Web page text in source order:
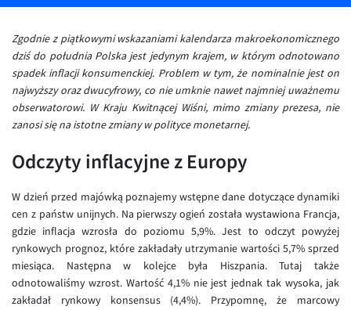
DKK/PLN
NOK/PLN
SEK/PLN
Inne pary walutowe
BGN/PLN
CAD/PLN
CNY/PLN
HKD/PLN
HUF/PLN
ILS/PLN
Partnerstwa
Walutomat Business
Program Afiliacyjny
Prowizje i rabaty
Metody płatności
Banki i przelewy
Aplikacja mobilna
Pomoc
Pomoc
FAQ
Konto i opłaty
Wymiana walut
Banki i przelewy
Blog
Aktualności
Komentarze walutowe
Poradnik
Kontakt
Dla mediów
PL
Zgodnie z piątkowymi wskazaniami kalendarza makroekonomicznego
dziś do południa Polska jest jedynym krajem, w którym odnotowano
spadek inflacji konsumenckiej. Problem w tym, że nominalnie jest on
najwyższy oraz dwucyfrowy, co nie umknie nawet najmniej uważnemu
obserwatorowi. W Kraju Kwitnącej Wiśni, mimo zmiany prezesa, nie
zanosi się na istotne zmiany w polityce monetarnej.
Odczyty inflacyjne z Europy
W dzień przed majówką poznajemy wstępne dane dotyczące dynamiki
cen z państw unijnych. Na pierwszy ogień została wystawiona Francja,
gdzie inflacja wzrosła do poziomu 5,9%. Jest to odczyt powyżej
rynkowych prognoz, które zakładały utrzymanie wartości 5,7% sprzed
miesiąca. Następna w kolejce była Hiszpania. Tutaj także
odnotowaliśmy wzrost. Wartość 4,1% nie jest jednak tak wysoka, jak
zakładał rynkowy konsensus (4,4%). Przypomnę, że marcowy